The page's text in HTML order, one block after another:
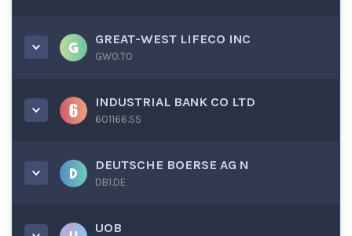
GREAT-WEST LIFECO INC
GWO.TO
INDUSTRIAL BANK CO LTD
601166.SS
DEUTSCHE BOERSE AG N
DB1.DE
UOB